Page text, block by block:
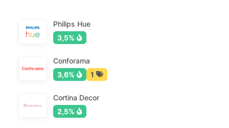
Philips Hue
3,5%
Conforama
3,6%
1
Cortina Decor
2,5%